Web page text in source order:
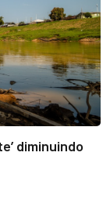
diminuindo